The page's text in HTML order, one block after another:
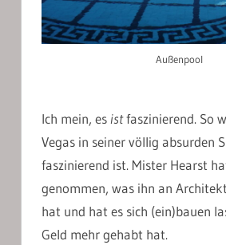
Außenpool
Ich mein, esistfaszinierend. So
Vegas in seiner völlig absurden
faszinierend ist. Mister Hearst
genommen, was ihn an
hat und hat es sich (ein)bauen
Geld mehr gehabt hat.